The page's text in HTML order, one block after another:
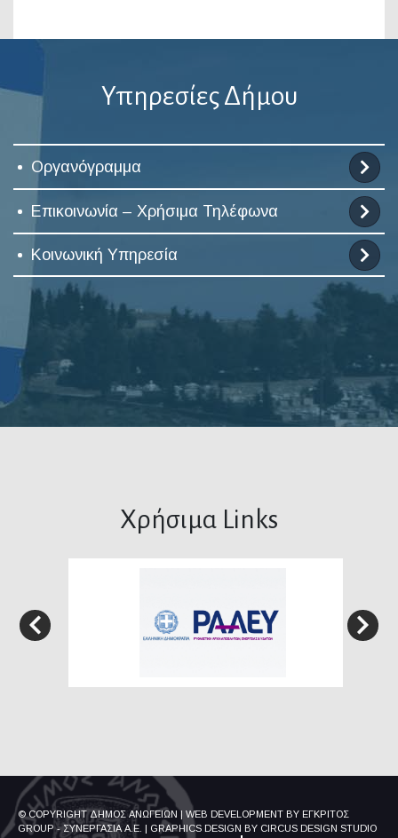
Υπηρεσίες Δήμου
Οργανόγραμμα
Επικοινωνία – Χρήσιμα Τηλέφωνα
Κοινωνική Υπηρεσία
Χρήσιμα Links
© COPYRIGHT ΔΗΜΟΣ ΑΝΩΓΕΙΩΝ | WEB DEVELOPMENT BY ΕΓΚΡΙΤΟΣ
GROUP - ΣΥΝΕΡΓΑΣΙΑ Α.Ε. | GRAPHICS DESIGN BY CIRCUS DESIGN STUDIO